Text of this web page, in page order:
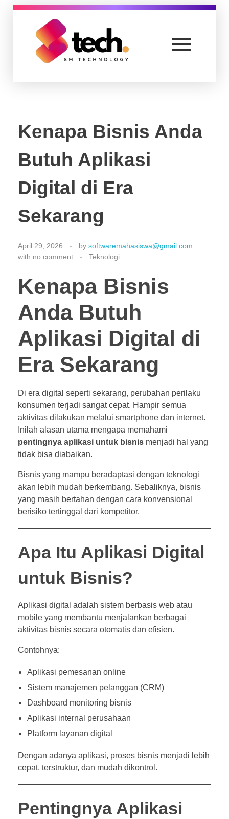
Kenapa Bisnis Anda
Butuh Aplikasi
Digital di Era
Sekarang
April 29, 2026 by softwaremahasiswa@gmail.com
with no comment Teknologi
Kenapa Bisnis
Anda Butuh
Aplikasi Digital di
Era Sekarang
Di era digital seperti sekarang, perubahan perilaku
konsumen terjadi sangat cepat. Hampir semua
aktivitas dilakukan melalui smartphone dan internet.
Inilah alasan utama mengapa memahami
pentingnya aplikasi untuk bisnis menjadi hal yang
tidak bisa diabaikan.
Bisnis yang mampu beradaptasi dengan teknologi
akan lebih mudah berkembang. Sebaliknya, bisnis
yang masih bertahan dengan cara konvensional
berisiko tertinggal dari kompetitor.
Apa Itu Aplikasi Digital
untuk Bisnis?
Aplikasi digital adalah sistem berbasis web atau
mobile yang membantu menjalankan berbagai
aktivitas bisnis secara otomatis dan efisien.
Contohnya:
Aplikasi pemesanan online
Sistem manajemen pelanggan (CRM)
Dashboard monitoring bisnis
Aplikasi internal perusahaan
Platform layanan digital
Dengan adanya aplikasi, proses bisnis menjadi lebih
cepat, terstruktur, dan mudah dikontrol.
Pentingnya Aplikasi